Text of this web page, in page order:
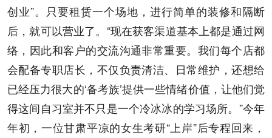
创业”。只要租赁一个场地，进行简单的装修和隔断
后，就可以营业了。“现在获客渠道基本上都是通过网
络，因此和客户的交流沟通非常重要。我们每个店都
会配备专职店长，不仅负责清洁、日常维护，还想给
已经压力很大的‘备考族’提供一些情绪价值，让他们觉
得这间自习室并不只是一个冷冰冰的学习场所。”今年
年初，一位甘肃平凉的女生考研“上岸”后专程回来，